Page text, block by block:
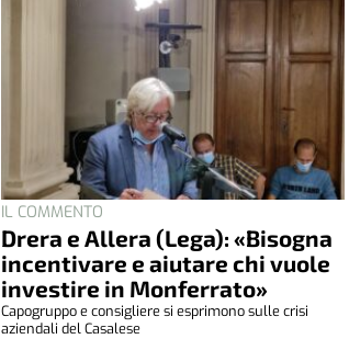
IL COMMENTO
Drera e Allera (Lega): «Bisogna
incentivare e aiutare chi vuole
investire in Monferrato»
Capogruppo e consigliere si esprimono sulle crisi
aziendali del Casalese